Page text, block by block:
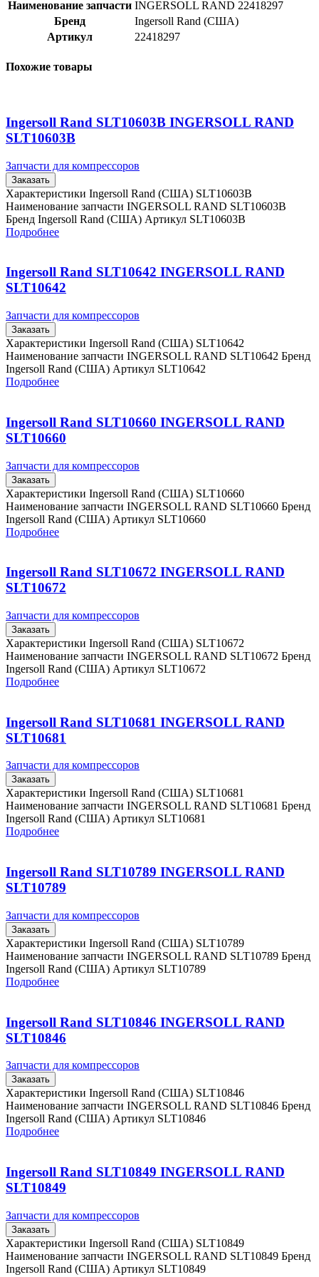
Наименование запчасти INGERSOLL RAND 22418297
Бренд
Ingersoll Rand (США)
Артикул
22418297
Похожие товары
Ingersoll Rand SLT10603B INGERSOLL RAND
SLT10603B
Запчасти для компрессоров
Заказать
Характеристики Ingersoll Rand (США) SLT10603B
Наименование запчасти INGERSOLL RAND SLT10603B
Бренд Ingersoll Rand (США) Артикул SLT10603B
Подробнее
Ingersoll Rand SLT10642 INGERSOLL RAND
SLT10642
Запчасти для компрессоров
Заказать
Характеристики Ingersoll Rand (США) SLT10642
Наименование запчасти INGERSOLL RAND SLT10642 Бренд
Ingersoll Rand (США) Артикул SLT10642
Подробнее
Ingersoll Rand SLT10660 INGERSOLL RAND
SLT10660
Запчасти для компрессоров
Заказать
Характеристики Ingersoll Rand (США) SLT10660
Наименование запчасти INGERSOLL RAND SLT10660 Бренд
Ingersoll Rand (США) Артикул SLT10660
Подробнее
Ingersoll Rand SLT10672 INGERSOLL RAND
SLT10672
Запчасти для компрессоров
Заказать
Характеристики Ingersoll Rand (США) SLT10672
Наименование запчасти INGERSOLL RAND SLT10672 Бренд
Ingersoll Rand (США) Артикул SLT10672
Подробнее
Ingersoll Rand SLT10681 INGERSOLL RAND
SLT10681
Запчасти для компрессоров
Заказать
Характеристики Ingersoll Rand (США) SLT10681
Наименование запчасти INGERSOLL RAND SLT10681 Бренд
Ingersoll Rand (США) Артикул SLT10681
Подробнее
Ingersoll Rand SLT10789 INGERSOLL RAND
SLT10789
Запчасти для компрессоров
Заказать
Характеристики Ingersoll Rand (США) SLT10789
Наименование запчасти INGERSOLL RAND SLT10789 Бренд
Ingersoll Rand (США) Артикул SLT10789
Подробнее
Ingersoll Rand SLT10846 INGERSOLL RAND
SLT10846
Запчасти для компрессоров
Заказать
Характеристики Ingersoll Rand (США) SLT10846
Наименование запчасти INGERSOLL RAND SLT10846 Бренд
Ingersoll Rand (США) Артикул SLT10846
Подробнее
Ingersoll Rand SLT10849 INGERSOLL RAND
SLT10849
Запчасти для компрессоров
Заказать
Характеристики Ingersoll Rand (США) SLT10849
Наименование запчасти INGERSOLL RAND SLT10849 Бренд
Ingersoll Rand (США) Артикул SLT10849